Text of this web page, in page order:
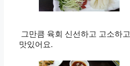
그만큼 육회 신선하고 고소하고
맛있어요.